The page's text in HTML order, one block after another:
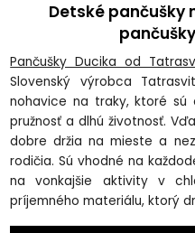
Detské pančušky
Pančušky Ducika od
Slovenský výrobca
nohavice na traky, ktoré sú
pružnosť a dlhú životnosť.
dobre držia na mieste a
rodičia. Sú vhodné na
na vonkajšie aktivity v
príjemného materiálu, ktorý